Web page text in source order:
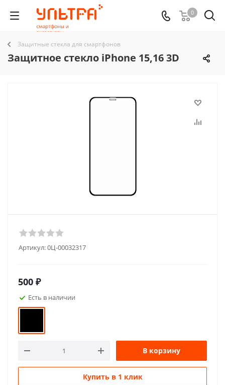
0
Защитные стекла для смартфонов
Защитное стекло iPhone 15,16 3D
Артикул:0Ц-00032317
500 ₽
Есть в наличии
В корзину
Купить в 1 клик